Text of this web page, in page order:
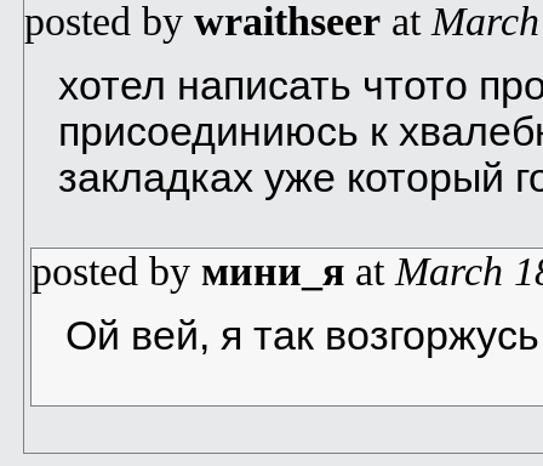
posted by wraithseer at
хотел написать чтото
присоединиюсь к
закладках уже который
posted by мини_я at March
Ой вей, я так